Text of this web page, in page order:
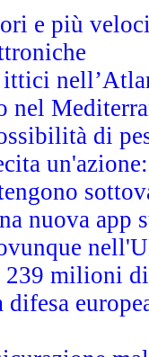
e più
nel
di
nuova
milioni
difesa